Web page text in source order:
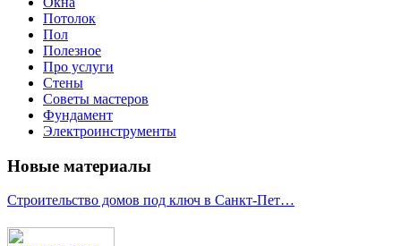
Потолок
Пол
Полезное
Про услуги
Стены
Советы мастеров
Фундамент
Электроинструменты
Новые материалы
Строительство домов под ключ в Санкт-Пет…